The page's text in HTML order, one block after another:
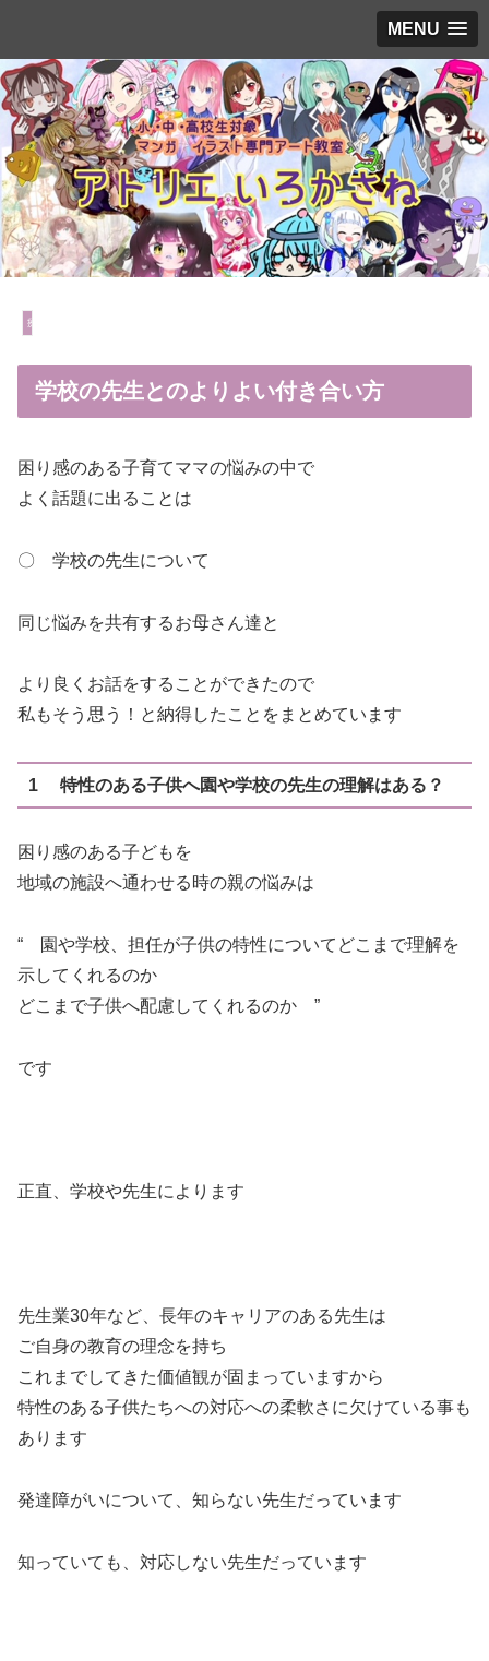
MENU
療育子育て
学校の先生とのよりよい付き合い方
困り感のある子育てママの悩みの中で
よく話題に出ることは
〇 学校の先生について
同じ悩みを共有するお母さん達と
より良くお話をすることができたので
私もそう思う！と納得したことをまとめています
1 特性のある子供へ園や学校の先生の理解はある？
困り感のある子どもを
地域の施設へ通わせる時の親の悩みは
“ 園や学校、担任が子供の特性についてどこまで理解を
示してくれるのか
どこまで子供へ配慮してくれるのか ”
です
正直、学校や先生によります
先生業30年など、長年のキャリアのある先生は
ご自身の教育の理念を持ち
これまでしてきた価値観が固まっていますから
特性のある子供たちへの対応への柔軟さに欠けている事も
あります
発達障がいについて、知らない先生だっています
知っていても、対応しない先生だっています